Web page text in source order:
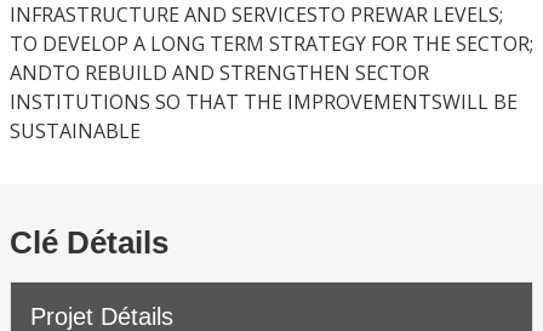
INFRASTRUCTURE AND SERVICESTO PREWAR LEVELS;
TO DEVELOP A LONG TERM STRATEGY FOR THE SECTOR;
ANDTO REBUILD AND STRENGTHEN SECTOR
INSTITUTIONS SO THAT THE IMPROVEMENTSWILL BE
SUSTAINABLE
Clé Détails
Projet Détails